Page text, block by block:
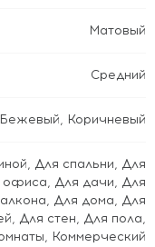
Матовый
Средний
Бежевый, Коричневый
, Для спальни, Для
офиса, Для дачи, Для
, Для дома, Для
, Для стен, Для пола,
, Коммерческий